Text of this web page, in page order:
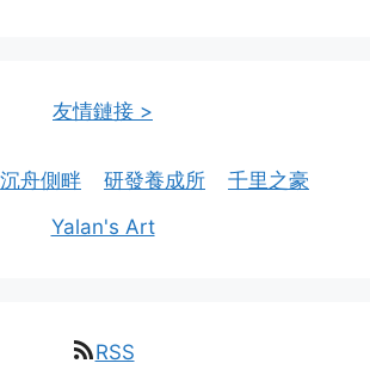
友情鏈接 >
沉舟側畔 研發養成所
千里之豪
Yalan's Art
RSS